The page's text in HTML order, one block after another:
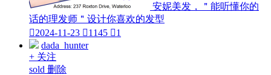
安妮美发，＂能听懂你的
话的理发师＂设计你喜欢的发型
2024-11-23 1145 1
dada_hunter
+ 关注
sold 删除